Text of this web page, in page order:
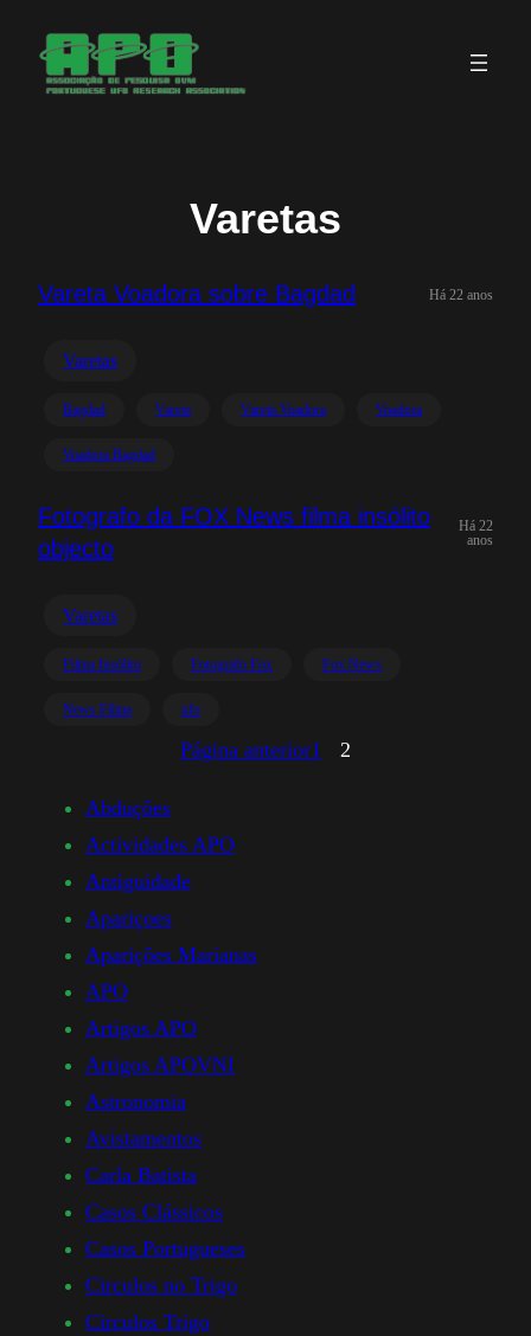
para
Varetas
Vareta Voadora sobre Bagdad Há 22 anos
Varetas
Bagdad Vareta Vareta Voadora Voadora
Voadora Bagdad
Fotografo da FOX News filma insólito
objecto
Há 22
anos
Varetas
Filma Insólito Fotografo Fox Fox News
News Filma ufo
Página anterior1 2
Abduções
Actividades APO
Antiguidade
Apariçoes
Aparições Marianas
APO
Artigos APO
Artigos APOVNI
Astronomia
Avistamentos
Carla Batista
Casos Clássicos
Casos Portugueses
Circulos no Trigo
Circulos Trigo